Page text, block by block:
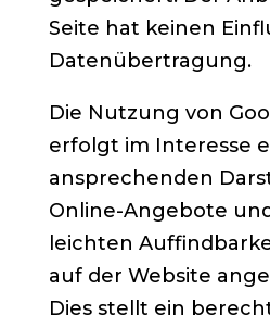
Seite hat keinen
Datenübertragung.
Die Nutzung von
erfolgt im Interesse
ansprechenden
Online-Angebote
leichten
auf der Website
Dies stellt ein